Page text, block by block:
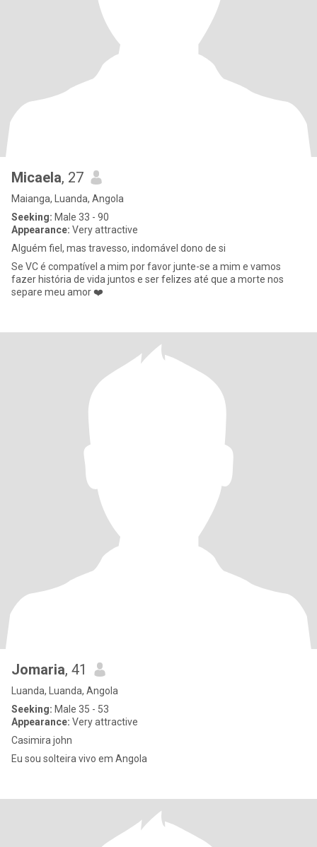
Micaela, 27
Maianga, Luanda, Angola
Seeking: Male 33 - 90
Appearance: Very attractive
Alguém fiel, mas travesso, indomável dono de si
Se VC é compatível a mim por favor junte-se a mim e vamos
fazer história de vida juntos e ser felizes até que a morte nos
separe meu amor ❤️
Jomaria, 41
Luanda, Luanda, Angola
Seeking: Male 35 - 53
Appearance: Very attractive
Casimira john
Eu sou solteira vivo em Angola